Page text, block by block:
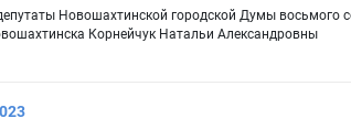
Новошахтинской городской Думы восьмого
Корнейчук Натальи Александровны